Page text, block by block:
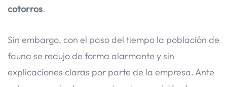
cotorros.
Sin embargo, con el paso del tiempo la población de
fauna se redujo de forma alarmante y sin
explicaciones claras por parte de la empresa. Ante